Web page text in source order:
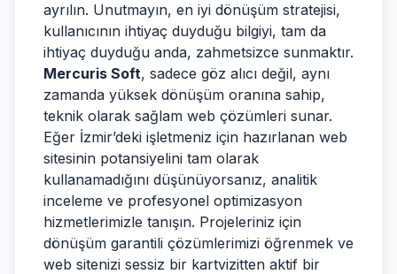
ayrılın. Unutmayın, en iyi dönüşüm stratejisi,
kullanıcının ihtiyaç duyduğu bilgiyi, tam da
ihtiyaç duyduğu anda, zahmetsizce sunmaktır.
Mercuris Soft, sadece göz alıcı değil, aynı
zamanda yüksek dönüşüm oranına sahip,
teknik olarak sağlam web çözümleri sunar.
Eğer İzmir’deki işletmeniz için hazırlanan web
sitesinin potansiyelini tam olarak
kullanamadığını düşünüyorsanız, analitik
inceleme ve profesyonel optimizasyon
hizmetlerimizle tanışın. Projeleriniz için
dönüşüm garantili çözümlerimizi öğrenmek ve
web sitenizi sessiz bir kartvizitten aktif bir